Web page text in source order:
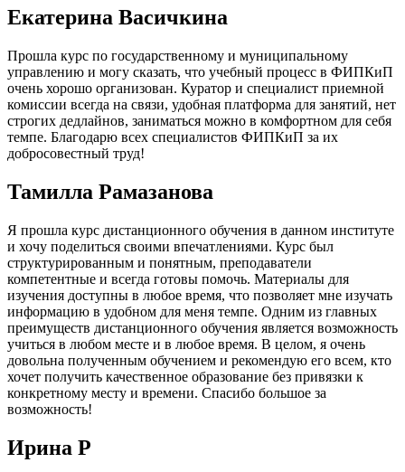
Екатерина Васичкина
Прошла курс по государственному и муниципальному
управлению и могу сказать, что учебный процесс в ФИПКиП
очень хорошо организован. Куратор и специалист приемной
комиссии всегда на связи, удобная платформа для занятий, нет
строгих дедлайнов, заниматься можно в комфортном для себя
темпе. Благодарю всех специалистов ФИПКиП за их
добросовестный труд!
Тамилла Рамазанова
Я прошла курс дистанционного обучения в данном институте
и хочу поделиться своими впечатлениями. Курс был
структурированным и понятным, преподаватели
компетентные и всегда готовы помочь. Материалы для
изучения доступны в любое время, что позволяет мне изучать
информацию в удобном для меня темпе. Одним из главных
преимуществ дистанционного обучения является возможность
учиться в любом месте и в любое время. В целом, я очень
довольна полученным обучением и рекомендую его всем, кто
хочет получить качественное образование без привязки к
конкретному месту и времени. Спасибо большое за
возможность!
Ирина Р